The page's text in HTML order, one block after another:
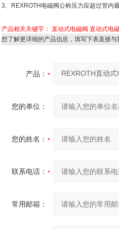
3、REXROTH电磁阀公称压力应超过管内
产品相关关键字： 直动式电磁阀 直动式电
想了解更详细的产品信息，填写下表直接与
产品：
您的单位：
您的姓名：
联系电话：
常用邮箱：